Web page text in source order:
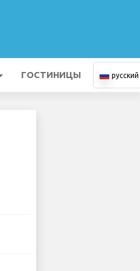
ГОСТИНИЦЫ русский